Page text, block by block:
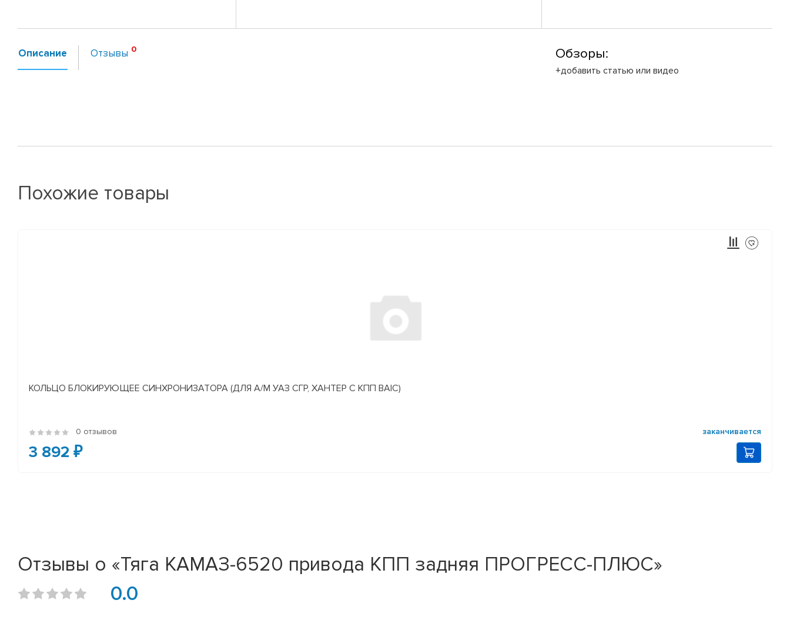
Описание Отзывы Обзоры:
+добавить статью или видео
Похожие товары
КОЛЬЦО БЛОКИРУЮЩЕЕ СИНХРОНИЗАТОРА (ДЛЯ А/М УАЗ СГР, ХАНТЕР С КПП BAIC)
0 отзывов заканчивается
3 892 ₽
Отзывы о «Тяга КАМАЗ-6520 привода КПП задняя ПРОГРЕСС-ПЛЮС»
0.0